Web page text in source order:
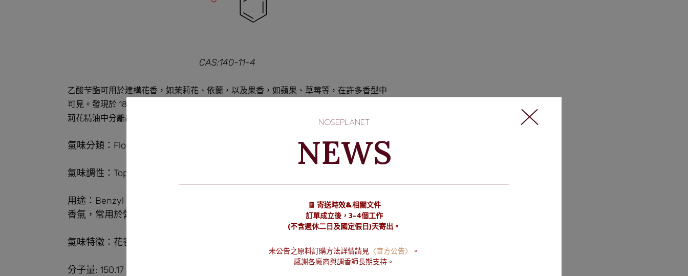
CAS:140-11-4
乙酸芐酯可用於建構花香，如茉莉花、依蘭，以及果香，如蘋果、草莓等，在許多香型中
可見。發現於 1853 年，德國科學家 Albert Hesse 和 Friedrich Müller 在 20 世紀，從茉
莉花精油中分離出乙酸芐酯，提取物中含有 20% 至 35% 的這種分子。
氣味分類：Floral、Fruit
氣味調性：Top
用途：Benzyl Acetate通常用於創造花香調或水果香調。它賦予溫和而甜美的
香氣，常用於營造果香、花香更多層次的氣味
氣味特徵：花香、水果、甜美、柔和
分子量: 150.17
NOSEPLANET
NEWS
🧾 寄送時效&相關文件
訂單成立後，3-4個工作
(不含週休二日及國定假日)天寄出。
未公告之原料訂購方法詳情請見 〈官方公告〉
。
感謝各廠商與調香師長期支持。